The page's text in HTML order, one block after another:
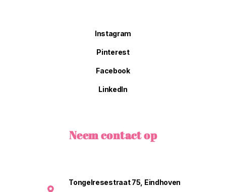
Instagram
Pinterest
Facebook
LinkedIn
Neem contact op
Tongelresestraat 75, Eindhoven